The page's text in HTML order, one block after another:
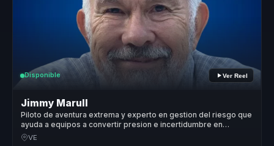
Disponible Ver Reel
Jimmy Marull
Piloto de aventura extrema y experto en gestion del riesgo que
ayuda a equipos a convertir presion e incertidumbre en
resiliencia y accion.
VE